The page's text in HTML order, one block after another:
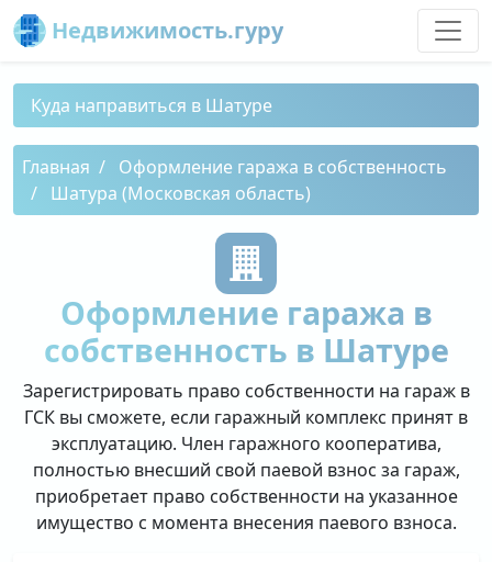
Недвижимость.гуру
Куда направиться в Шатуре
Главная
Оформление гаража в собственность
Шатура (Московская область)
Оформление гаража в
собственность в Шатуре
Зарегистрировать право собственности на гараж в
ГСК вы сможете, если гаражный комплекс принят в
эксплуатацию. Член гаражного кооператива,
полностью внесший свой паевой взнос за гараж,
приобретает право собственности на указанное
имущество с момента внесения паевого взноса.